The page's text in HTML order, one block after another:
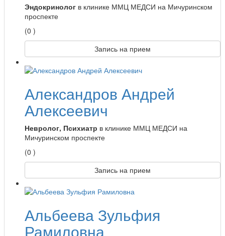
Эндокринолог в клинике ММЦ МЕДСИ на Мичуринском
проспекте
(0 )
Запись на прием
Александров Андрей
Алексеевич
Невролог, Психиатр в клинике ММЦ МЕДСИ на
Мичуринском проспекте
(0 )
Запись на прием
Альбеева Зульфия
Рамиловна